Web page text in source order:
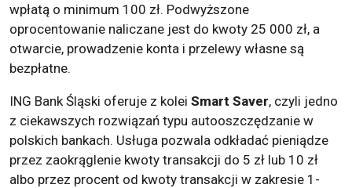
wpłatą o minimum 100 zł. Podwyższone
oprocentowanie naliczane jest do kwoty 25 000 zł, a
otwarcie, prowadzenie konta i przelewy własne są
bezpłatne.
ING Bank Śląski oferuje z kolei Smart Saver, czyli jedno
z ciekawszych rozwiązań typu autooszczędzanie w
polskich bankach. Usługa pozwala odkładać pieniądze
przez zaokrąglenie kwoty transakcji do 5 zł lub 10 zł
albo przez procent od kwoty transakcji w zakresie 1-